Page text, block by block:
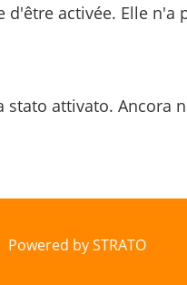
d'être activée. Elle n'a
stato attivato. Ancora
Powered by STRATO